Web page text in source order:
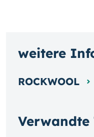
Verwandte
weitere
ROCKWOOL